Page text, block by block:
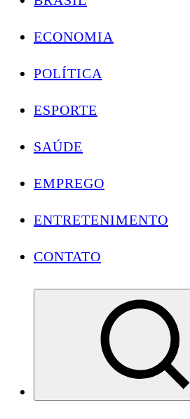
ECONOMIA
POLÍTICA
ESPORTE
SAÚDE
EMPREGO
ENTRETENIMENTO
CONTATO
Conectando você às notícias do Brasil e do mundo com